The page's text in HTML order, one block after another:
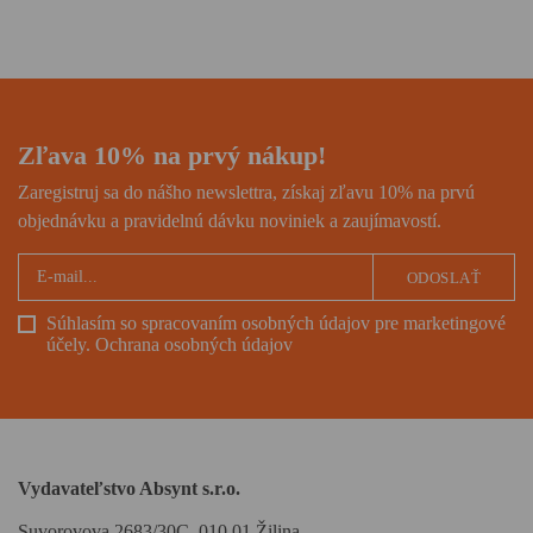
Zľava 10% na prvý nákup!
Zaregistruj sa do nášho newslettra, získaj zľavu 10% na prvú
objednávku a pravidelnú dávku noviniek a zaujímavostí.
Súhlasím so spracovaním osobných údajov pre marketingové
účely. Ochrana osobných údajov
ODOSLAŤ
Vydavateľstvo Absynt s.r.o.